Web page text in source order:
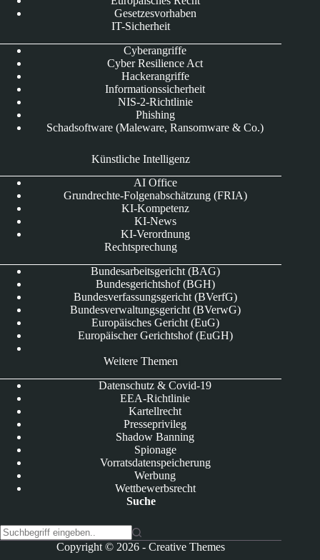
Gesetzesvorhaben
IT-Sicherheit
Cyberangriffe
Cyber Resilience Act
Hackerangriffe
Informationssicherheit
NIS-2-Richtlinie
Phishing
Schadsoftware (Maleware, Ransomware & Co.)
Künstliche Intelligenz
AI Office
Grundrechte-Folgenabschätzung (FRIA)
KI-Kompetenz
KI-News
KI-Verordnung
Rechtsprechung
Bundesarbeitsgericht (BAG)
Bundesgerichtshof (BGH)
Bundesverfassungsgericht (BVerfG)
Bundesverwaltungsgericht (BVerwG)
Europäisches Gericht (EuG)
Europäischer Gerichtshof (EuGH)
Weitere Themen
Datenschutz & Covid-19
EEA-Richtlinie
Kartellrecht
Presseprivileg
Shadow Banning
Spionage
Vorratsdatenspeicherung
Werbung
Wettbewerbsrecht
Suche
Copyright © 2026 -Creative Themes